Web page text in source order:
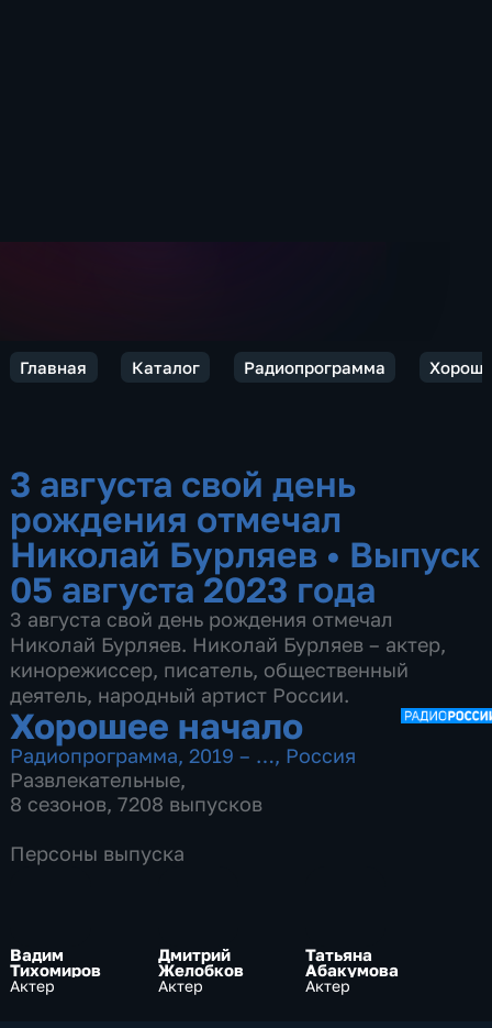
Главная Каталог Радиопрограмма
3 августа свой день
рождения отмечал
Николай Бурляев • Выпуск
05 августа 2023 года
3 августа свой день рождения отмечал
Николай Бурляев. Николай Бурляев – актер,
кинорежиссер, писатель, общественный
деятель, народный артист России.
Хорошее начало
Радиопрограмма, 2019 – …, Россия
Развлекательные,
8 сезонов, 7208 выпусков
Персоны выпуска
Вадим
Тихомиров
Актер
Дмитрий
Желобков
Актер
Татьяна
Абакумова
Актер